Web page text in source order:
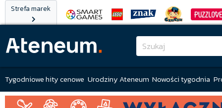
Strefa marek
Tygodniowe hity cenowe Urodziny Ateneum Nowości tygodnia